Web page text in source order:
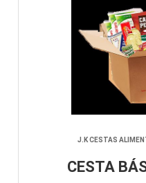
J.K CESTAS
CESTA